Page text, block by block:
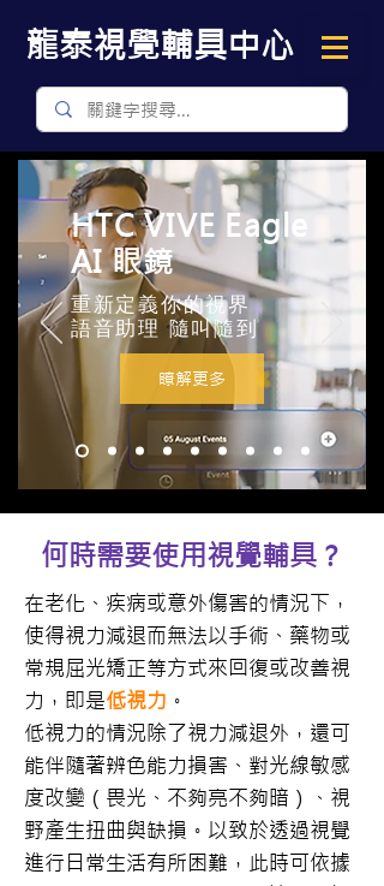
​龍泰視覺輔具中心
HTC VIVE Eagle
AI 眼鏡
重新定義你的視界
​語音助理 隨叫隨到
瞭解更多
何時需要使用視覺輔具？
在老化、疾病或意外傷害的情況下，
使得視力減退而無法以手術、藥物或
常規屈光矯正等方式來回復或改善視
力，即是低視力 。
低視力的情況除了視力減退外，還可
能伴隨著辨色能力損害、對光線敏感
度改變（畏光、不夠亮不夠暗）、視
野產生扭曲與缺損。以致於透過視覺
進行日常生活有所困難，此時可依據